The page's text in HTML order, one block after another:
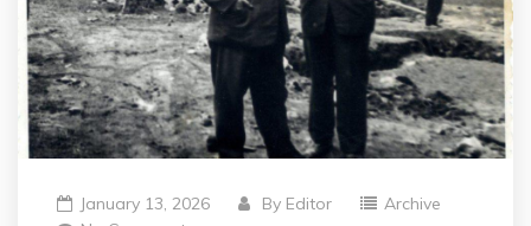
January 13, 2026 By Editor
Archive